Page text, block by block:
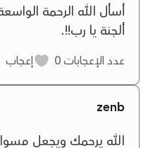
أسأل الله الرحمة
ألجنة يا رب!!.
عدد الإعجابات إعجاب
zenb
الله يرحمك ويجعل مسواه